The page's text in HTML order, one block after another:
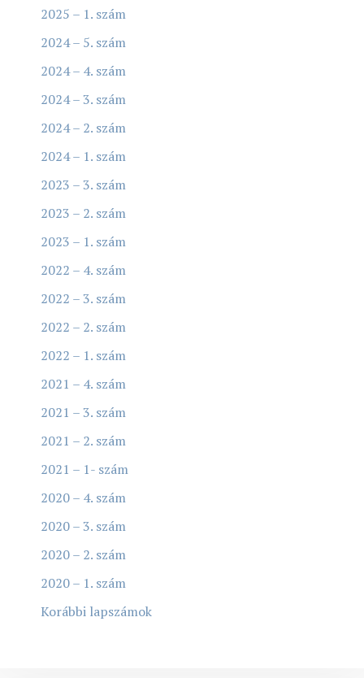
2025 – 1. szám
2024 – 5. szám
2024 – 4. szám
2024 – 3. szám
2024 – 2. szám
2024 – 1. szám
2023 – 3. szám
2023 – 2. szám
2023 – 1. szám
2022 – 4. szám
2022 – 3. szám
2022 – 2. szám
2022 – 1. szám
2021 – 4. szám
2021 – 3. szám
2021 – 2. szám
2021 – 1- szám
2020 – 4. szám
2020 – 3. szám
2020 – 2. szám
2020 – 1. szám
Korábbi lapszámok